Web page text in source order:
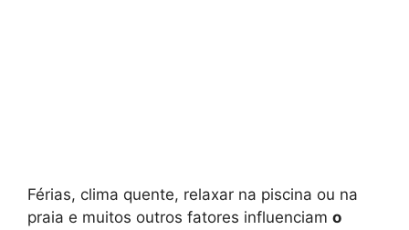
Férias, clima quente, relaxar na piscina ou na
praia e muitos outros fatores influenciam o